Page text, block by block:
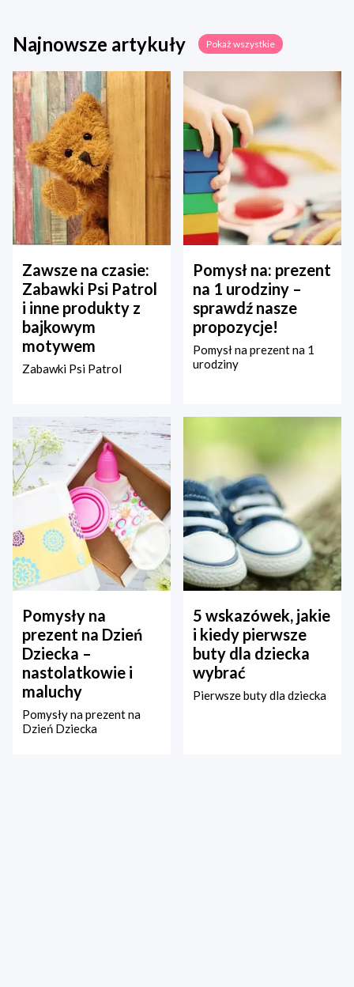
Najnowsze artykuły Pokaż wszystkie
Zawsze na czasie:
Zabawki Psi Patrol
i inne produkty z
bajkowym
motywem
Zabawki Psi Patrol
Pomysł na: prezent
na 1 urodziny –
sprawdź nasze
propozycje!
Pomysł na prezent na 1
urodziny
Pomysły na
prezent na Dzień
Dziecka –
nastolatkowie i
maluchy
Pomysły na prezent na
Dzień Dziecka
5 wskazówek, jakie
i kiedy pierwsze
buty dla dziecka
wybrać
Pierwsze buty dla dziecka